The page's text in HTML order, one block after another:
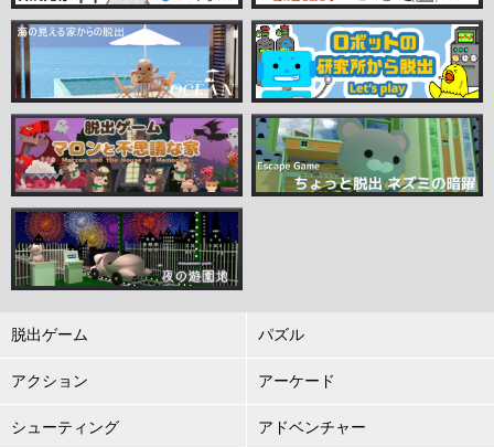
脱出ゲーム パズル
アクション アーケード
シューティング アドベンチャー